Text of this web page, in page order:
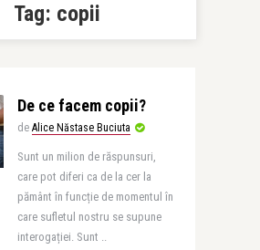
Tag: copii
De ce facem copii?
de Alice Năstase Buciuta
Sunt un milion de răspunsuri,
care pot diferi ca de la cer la
pământ în funcție de momentul în
care sufletul nostru se supune
interogației. Sunt ..